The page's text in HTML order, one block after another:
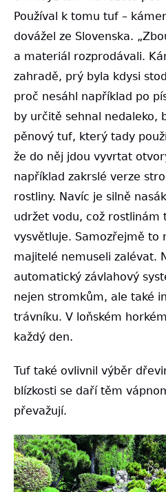
Používal k tomu tuf –
dovážel ze Slovenska.
a materiál rozprodávali.
zahradě, prý byla kdysi
proč nesáhl například po
by určitě sehnal nedaleko,
pěnový tuf, který tady
že do něj jdou vyvrtat
například zakrslé verze
rostliny. Navíc je silně
udržet vodu, což rostlinám
vysvětluje. Samozřejmě to
majitelé nemuseli zalévat.
automatický závlahový
nejen stromkům, ale také
trávníku. V loňském
každý den.
Tuf také ovlivnil výběr
blízkosti se daří těm
převažují.